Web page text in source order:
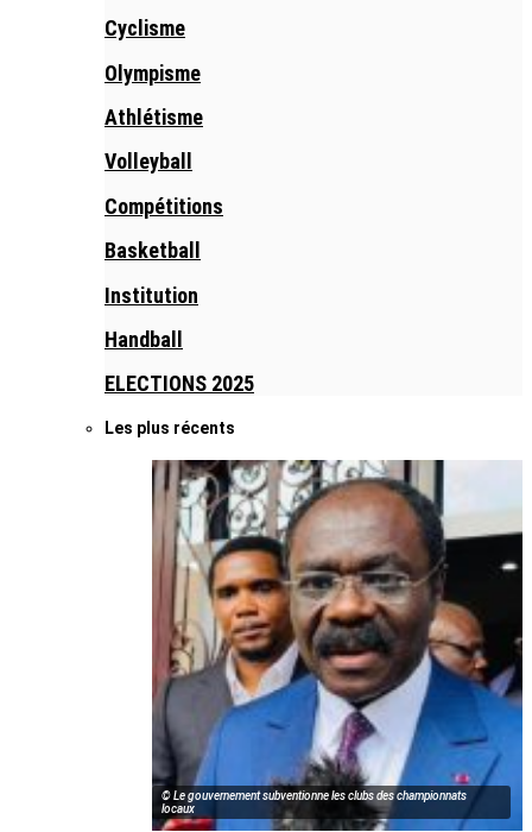
Cyclisme
Olympisme
Athlétisme
Volleyball
Compétitions
Basketball
Institution
Handball
ELECTIONS 2025
Les plus récents
© Le gouvernement subventionne les clubs des championnats
locaux